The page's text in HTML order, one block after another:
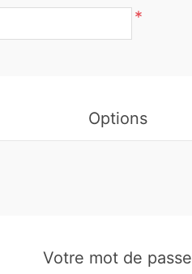
*
Options
Votre mot de passe